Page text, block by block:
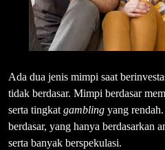
Ada dua jenis mimpi saat
tidak berdasar. Mimpi berdasar
serta tingkat gambling yang
berdasar, yang hanya berdasarkan
serta banyak berspekulasi.